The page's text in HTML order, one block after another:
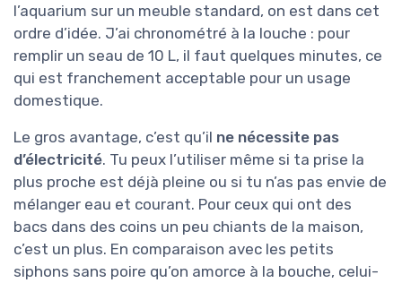
l’aquarium sur un meuble standard, on est dans cet
ordre d’idée. J’ai chronométré à la louche : pour
remplir un seau de 10 L, il faut quelques minutes, ce
qui est franchement acceptable pour un usage
domestique.
Le gros avantage, c’est qu’il ne nécessite pas
d’électricité. Tu peux l’utiliser même si ta prise la
plus proche est déjà pleine ou si tu n’as pas envie de
mélanger eau et courant. Pour ceux qui ont des
bacs dans des coins un peu chiants de la maison,
c’est un plus. En comparaison avec les petits
siphons sans poire qu’on amorce à la bouche, celui-